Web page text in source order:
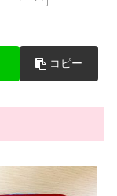
コピー